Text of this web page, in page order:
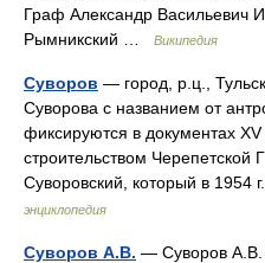
Граф Александр Васильевич
Рымникский …
Википедия
Суворов — город, р.ц.,
Суворова с названием от
фиксируются в документах
строительством
Суворовский, который в 1954
энциклопедия
Суворов А.В. — Суворов А.В.